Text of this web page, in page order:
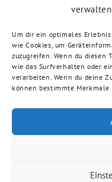
verwalten
Um dir ein optimales
wie Cookies, um
zuzugreifen. Wenn du diesen
wie das Surfverhalten oder
verarbeiten. Wenn du deine
können bestimmte